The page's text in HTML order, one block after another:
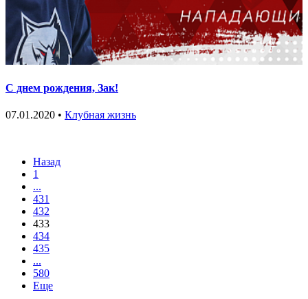
С днем рождения, Зак!
07.01.2020 • Клубная жизнь
Назад
1
...
431
432
433
434
435
...
580
Еще